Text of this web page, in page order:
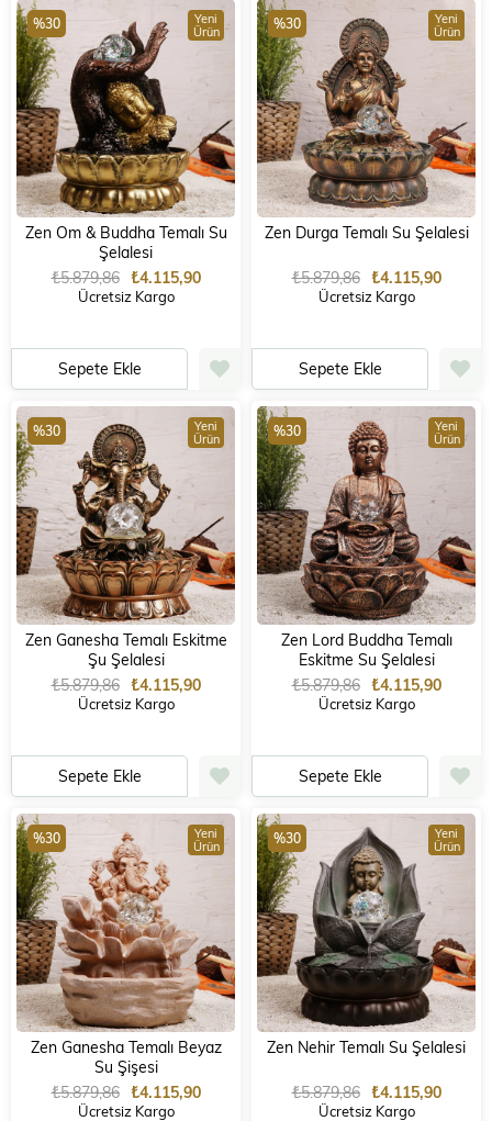
Zen Om & Buddha Temalı Su
Şelalesi
₺4.115,90
₺5.879,86
Sepete Ekle
%30
Ücretsiz Kargo
Yeni
Ürün
Zen Durga Temalı Su Şelalesi
₺4.115,90
₺5.879,86
Sepete Ekle
%30
Ücretsiz Kargo
Yeni
Ürün
Zen Ganesha Temalı Eskitme
Şu Şelalesi
₺4.115,90
₺5.879,86
Sepete Ekle
%30
Ücretsiz Kargo
Yeni
Ürün
Zen Lord Buddha Temalı
Eskitme Su Şelalesi
₺4.115,90
₺5.879,86
Sepete Ekle
%30
Ücretsiz Kargo
Yeni
Ürün
Zen Ganesha Temalı Beyaz
Su Şişesi
₺4.115,90
₺5.879,86
%30
Ücretsiz Kargo
Yeni
Ürün
Zen Nehir Temalı Su Şelalesi
₺4.115,90
₺5.879,86
%30
Ücretsiz Kargo
Yeni
Ürün